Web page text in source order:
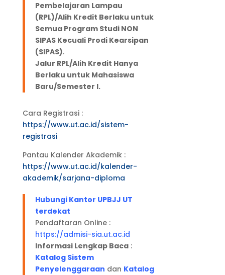
Pembelajaran Lampau
(RPL)/Alih Kredit Berlaku untuk
Semua Program Studi NON
SIPAS Kecuali Prodi Kearsipan
(SIPAS).
Jalur RPL/Alih Kredit Hanya
Berlaku untuk Mahasiswa
Baru/Semester I.
Cara Registrasi :
https://www.ut.ac.id/sistem-
registrasi
Pantau Kalender Akademik :
https://www.ut.ac.id/kalender-
akademik/sarjana-diploma
Hubungi Kantor UPBJJ UT
terdekat
Pendaftaran Online :
https://admisi-sia.ut.ac.id
Informasi Lengkap Baca:
Katalog Sistem
Penyelenggaraan dan Katalog